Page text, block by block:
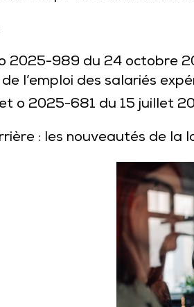
2025-989 du 24 octobre
l’emploi des salariés
o 2025-681 du 15 juillet
: les nouveautés de la